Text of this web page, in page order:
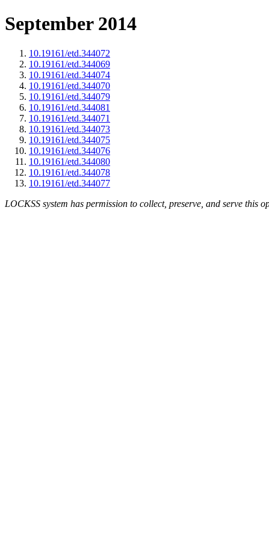
September 2014
10.19161/etd.344072
10.19161/etd.344069
10.19161/etd.344074
10.19161/etd.344070
10.19161/etd.344079
10.19161/etd.344081
10.19161/etd.344071
10.19161/etd.344073
10.19161/etd.344075
10.19161/etd.344076
10.19161/etd.344080
10.19161/etd.344078
10.19161/etd.344077
LOCKSS system has permission to collect, preserve, and serve this